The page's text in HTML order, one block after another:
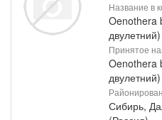
Название в
Oenothera
двулетний)
Принятое
Oenothera
двулетний)
Сибирь,